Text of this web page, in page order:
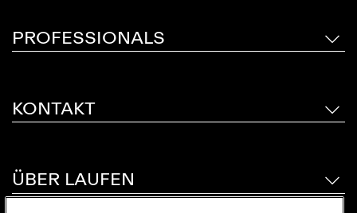
PROFESSIONALS
KONTAKT
ÜBER LAUFEN